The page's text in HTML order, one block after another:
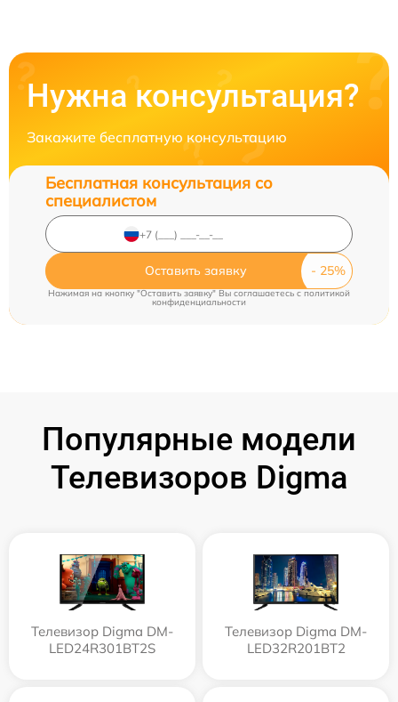
Нужна консультация?
Закажите бесплатную консультацию
Бесплатная консультация со
специалистом
Оставить заявку
Нажимая на кнопку "Оставить заявку" Вы соглашаетесь c политикой
конфиденциальности
Популярные модели
Телевизоров Digma
Телевизор Digma DM-
LED24R301BT2S
Телевизор Digma DM-
LED32R201BT2